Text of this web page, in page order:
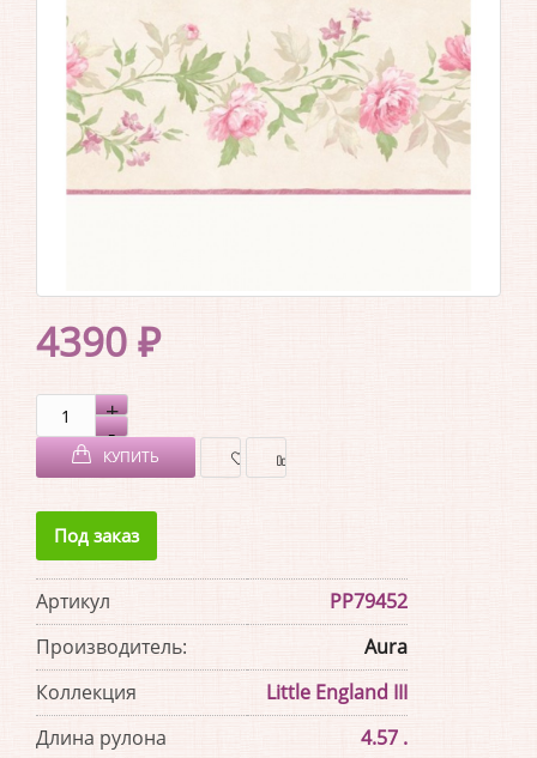
4390 ₽
КУПИТЬ
Под заказ
Артикул
PP79452
Производитель:
Aura
Коллекция
Little England III
Длина рулона
4.57 .